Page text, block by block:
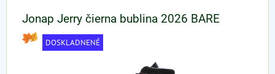
Jonap Jerry čierna bublina 2026 BARE
DOSKLADNENÉ